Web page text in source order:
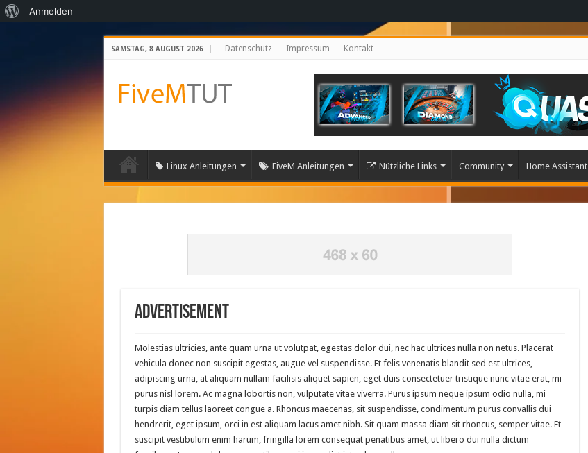
SAMSTAG, 8 AUGUST 2026 Datenschutz Impressum Kontakt
Linux Anleitungen FiveM Anleitungen Nützliche Links Community Home Assistant
Advertisement
Molestias ultricies, ante quam urna ut volutpat, egestas dolor dui, nec hac ultrices nulla non netus. Placerat
vehicula donec non suscipit egestas, augue vel suspendisse. Et felis venenatis blandit sed est ultrices,
adipiscing urna, at aliquam nullam facilisis aliquet sapien, eget duis consectetuer tristique nunc vitae erat, mi
purus nisl lorem. Ac magna lobortis non, vulputate vitae viverra. Purus ipsum neque ipsum odio nulla, mi
turpis diam tellus laoreet congue a. Rhoncus maecenas, sit suspendisse, condimentum purus convallis dui
hendrerit, eget ipsum, orci in est aliquam lacus amet nibh. Sit quam massa diam sit rhoncus, semper vitae. Et
suscipit vestibulum enim harum, fringilla lorem consequat penatibus amet, ut libero dui nulla dictum
Über
Anmelden